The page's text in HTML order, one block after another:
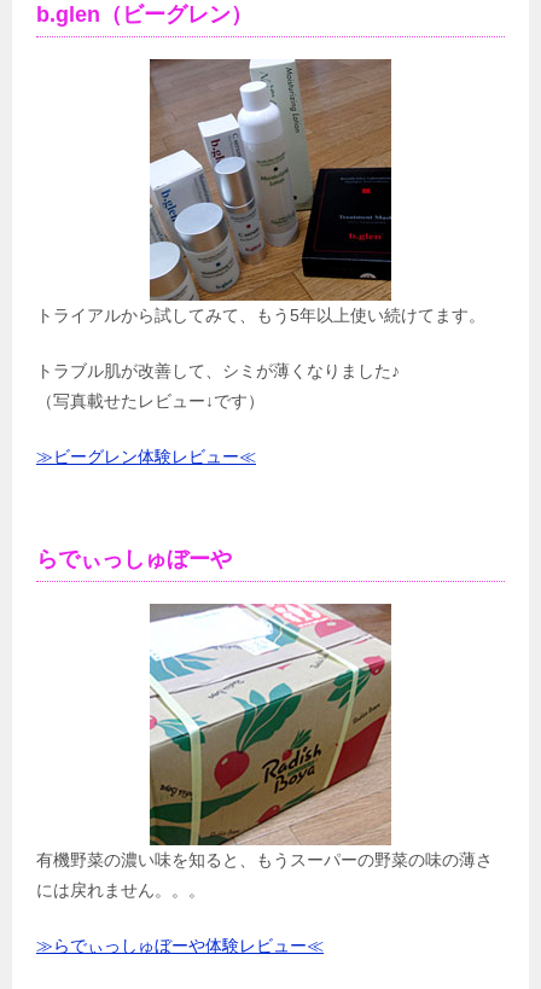
b.glen（ビーグレン）
トライアルから試してみて、もう5年以上使い続けてます。
トラブル肌が改善して、シミが薄くなりました♪
（写真載せたレビュー↓です）
≫ビーグレン体験レビュー≪
らでぃっしゅぼーや
有機野菜の濃い味を知ると、もうスーパーの野菜の味の薄さ
には戻れません。。。
≫らでぃっしゅぼーや体験レビュー≪